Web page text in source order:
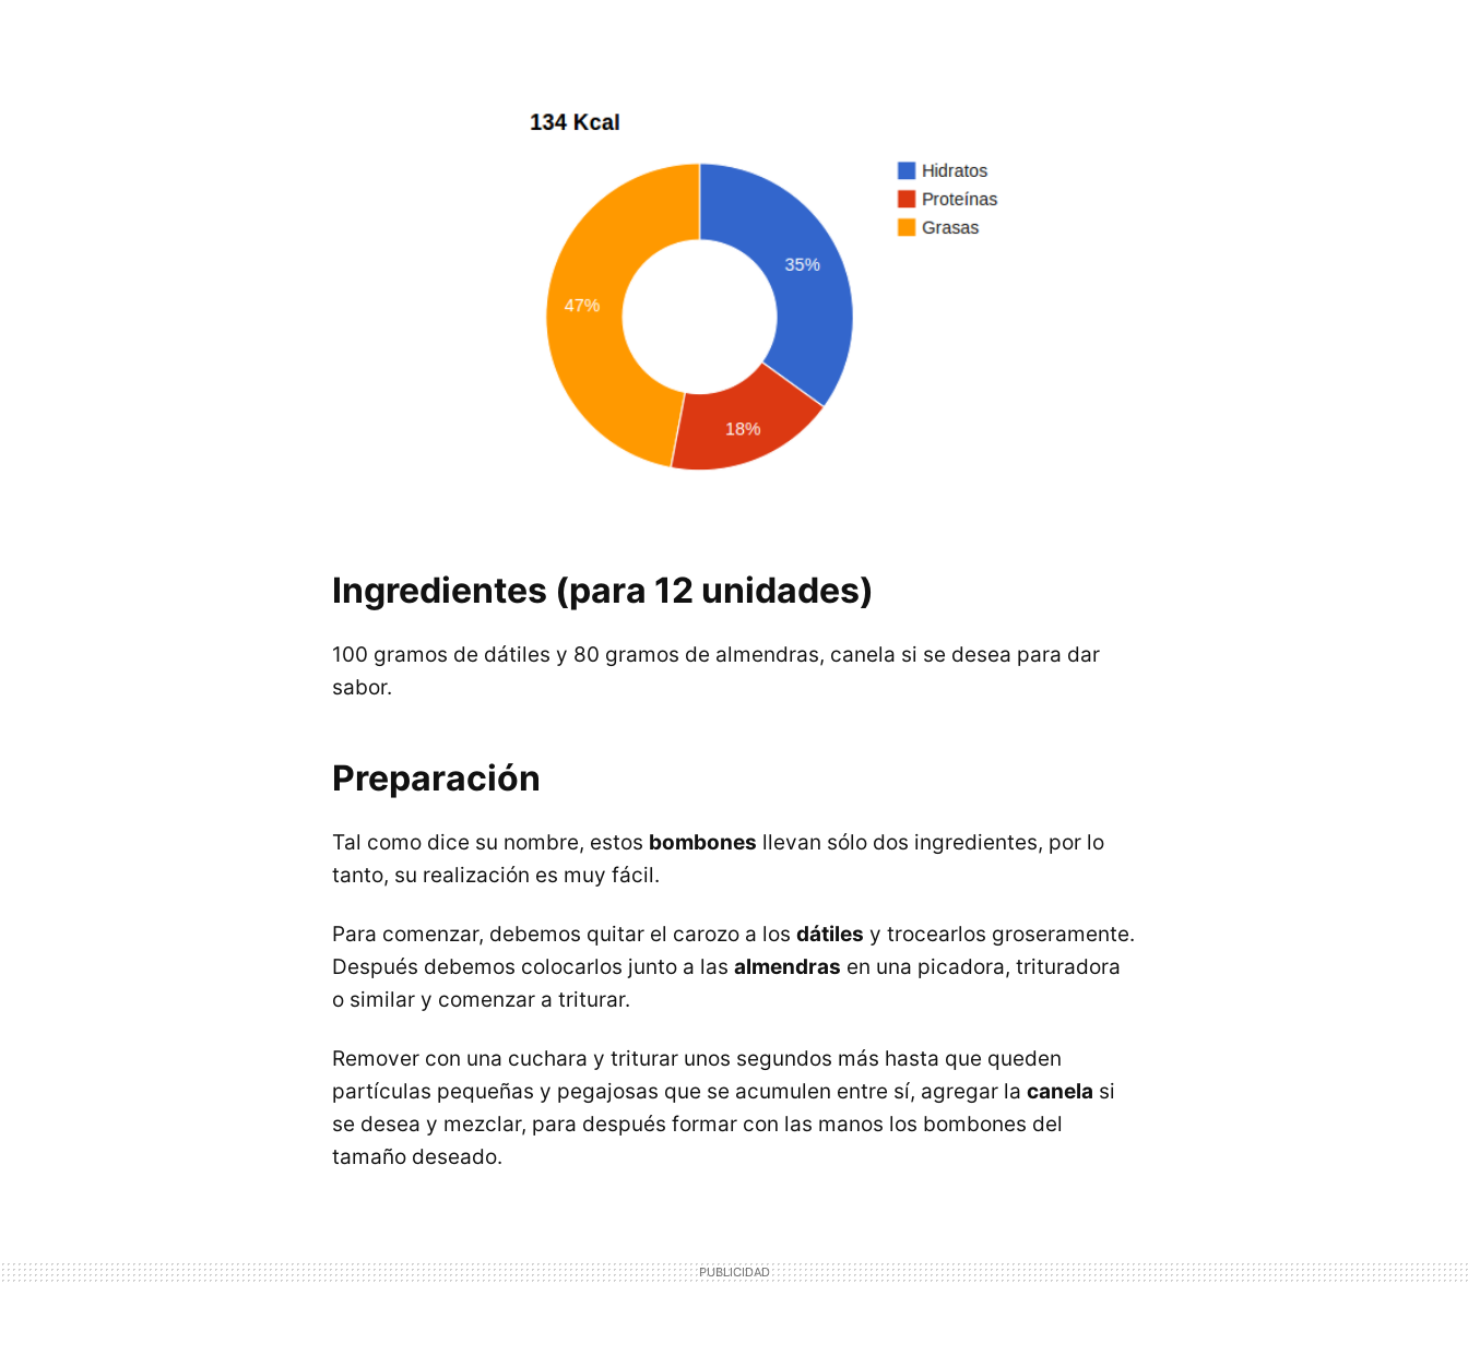
Ingredientes (para 12 unidades)
100 gramos de dátiles y 80 gramos de almendras, canela si se desea para dar
sabor.
Preparación
Tal como dice su nombre, estos bombones llevan sólo dos ingredientes, por lo
tanto, su realización es muy fácil.
Para comenzar, debemos quitar el carozo a los dátiles y trocearlos groseramente.
Después debemos colocarlos junto a las almendras en una picadora, trituradora
o similar y comenzar a triturar.
Remover con una cuchara y triturar unos segundos más hasta que queden
partículas pequeñas y pegajosas que se acumulen entre sí, agregar la canela si
se desea y mezclar, para después formar con las manos los bombones del
tamaño deseado.